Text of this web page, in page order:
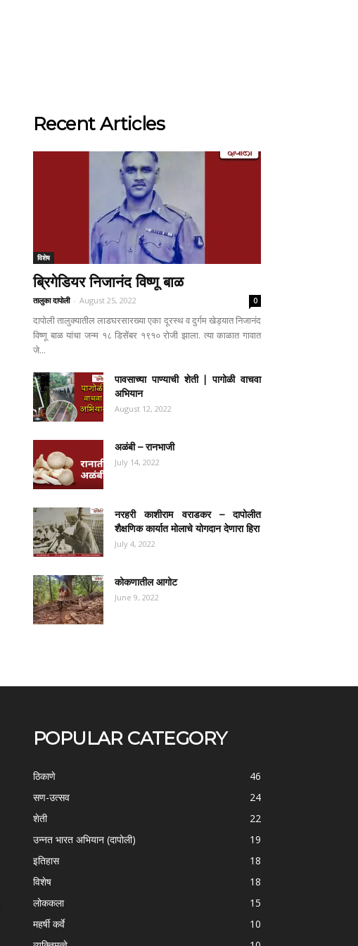
Recent Articles
विशेष
ब्रिगेडियर निजानंद विष्णू बाळ
तालुका दापोली - August 25, 2022 0
दापोली तालुक्यातील लाडघरसारख्या एका दूरस्थ व दुर्गम खेड्यात निजानंद
विष्णू बाळ यांचा जन्म १८ डिसेंबर १९१० रोजी झाला. त्या काळात गावात
जे...
पावसाच्या पाण्याची शेती | पागोळी वाचवा
अभियान
August 12, 2022
अळंबी – रानभाजी
July 14, 2022
नरहरी काशीराम वराडकर – दापोलीत
शैक्षणिक कार्यात मोलाचे योगदान देणारा हिरा
July 4, 2022
कोकणातील आगोट
June 9, 2022
POPULAR CATEGORY
ठिकाणे
46
सण-उत्सव
24
शेती
22
उन्नत भारत अभियान (दापोली)
19
इतिहास
18
विशेष
18
लोककला
15
महर्षी कर्वे
10